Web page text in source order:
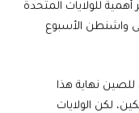
للولايات المتحدة
واشنطن الأسبوع
للصين نهاية هذا
لكن الولايات